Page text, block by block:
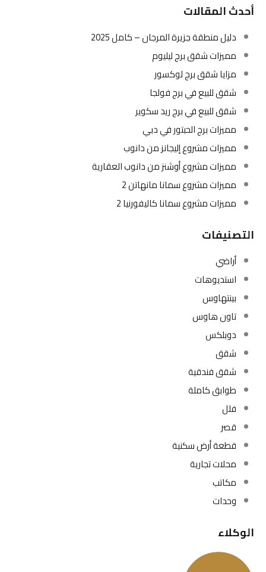
أحدث المقالات
دليل منطقة جزيرة المرجان – كامل 2025
مميزات شقق برج ليليوم
مزايا شقق برج لوكسور
شقق للبيع في برج فولجا
شقق للبيع في برج ريد سكوير
مميزات برج الحبتور في دبي
مميزات مشروع إليجانز من دانوب
مميزات مشروع أوشنز من دانوب العقارية
مميزات مشروع سمانا مانهاتن 2
مميزات مشروع سمانا كاليفورنيا 2
التصنيفات
أراضي
استديوهات
بينتهاوس
تاون هاوس
دوبلكس
شقق
شقق فندقية
طوابق كاملة
فلل
قصر
قطعة أرض سكنية
محلات تجارية
مكاتب
وحدات
الوكلاء